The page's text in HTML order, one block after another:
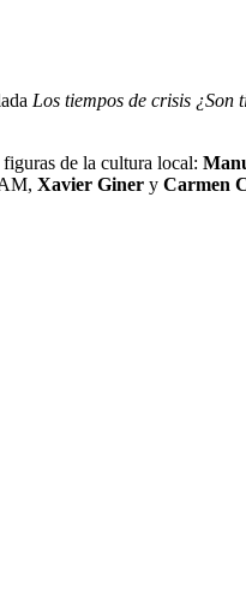
Los tiempos de crisis ¿Son
de la cultura local:
Xavier Giner y Carmen